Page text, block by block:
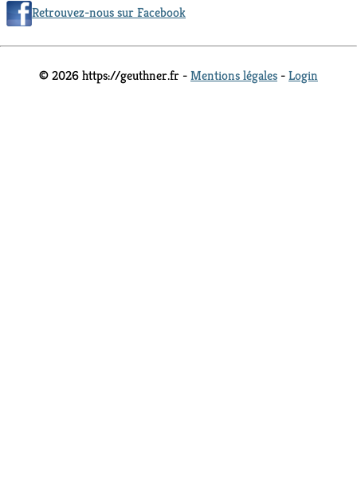
Retrouvez-nous sur Facebook
© 2026 https://geuthner.fr -Mentions légales -Login